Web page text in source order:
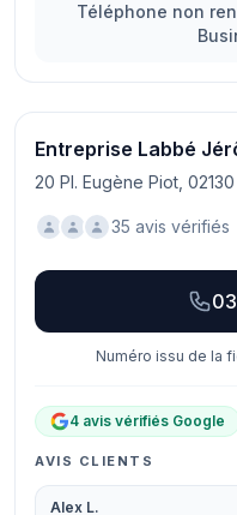
Téléphone non
Entreprise Labbé
20 Pl. Eugène Piot,
35 avis vérifiés
Numéro issu de la
4 avis vérifiés Google
AVIS CLIENTS
Alex L.